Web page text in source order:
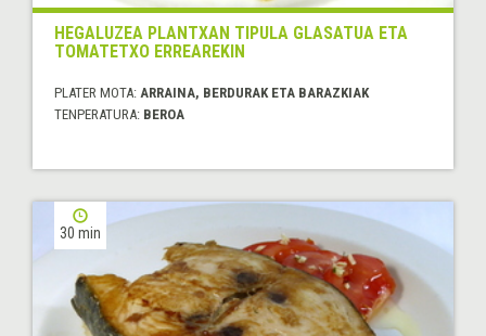
HEGALUZEA PLANTXAN TIPULA GLASATUA ETA
TOMATETXO ERREAREKIN
PLATER MOTA: ARRAINA, BERDURAK ETA BARAZKIAK
TENPERATURA: BEROA
30 min